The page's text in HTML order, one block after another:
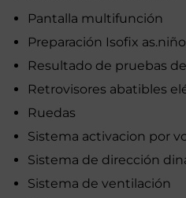
Pantalla multifunción
Preparación Isofix
Resultado de pruebas
Retrovisores abatibles
Ruedas
Sistema activacion por
Sistema de dirección
Sistema de ventilación